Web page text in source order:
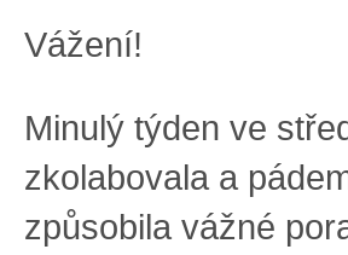
Vážení!
Minulý týden ve
zkolabovala a
způsobila vážné